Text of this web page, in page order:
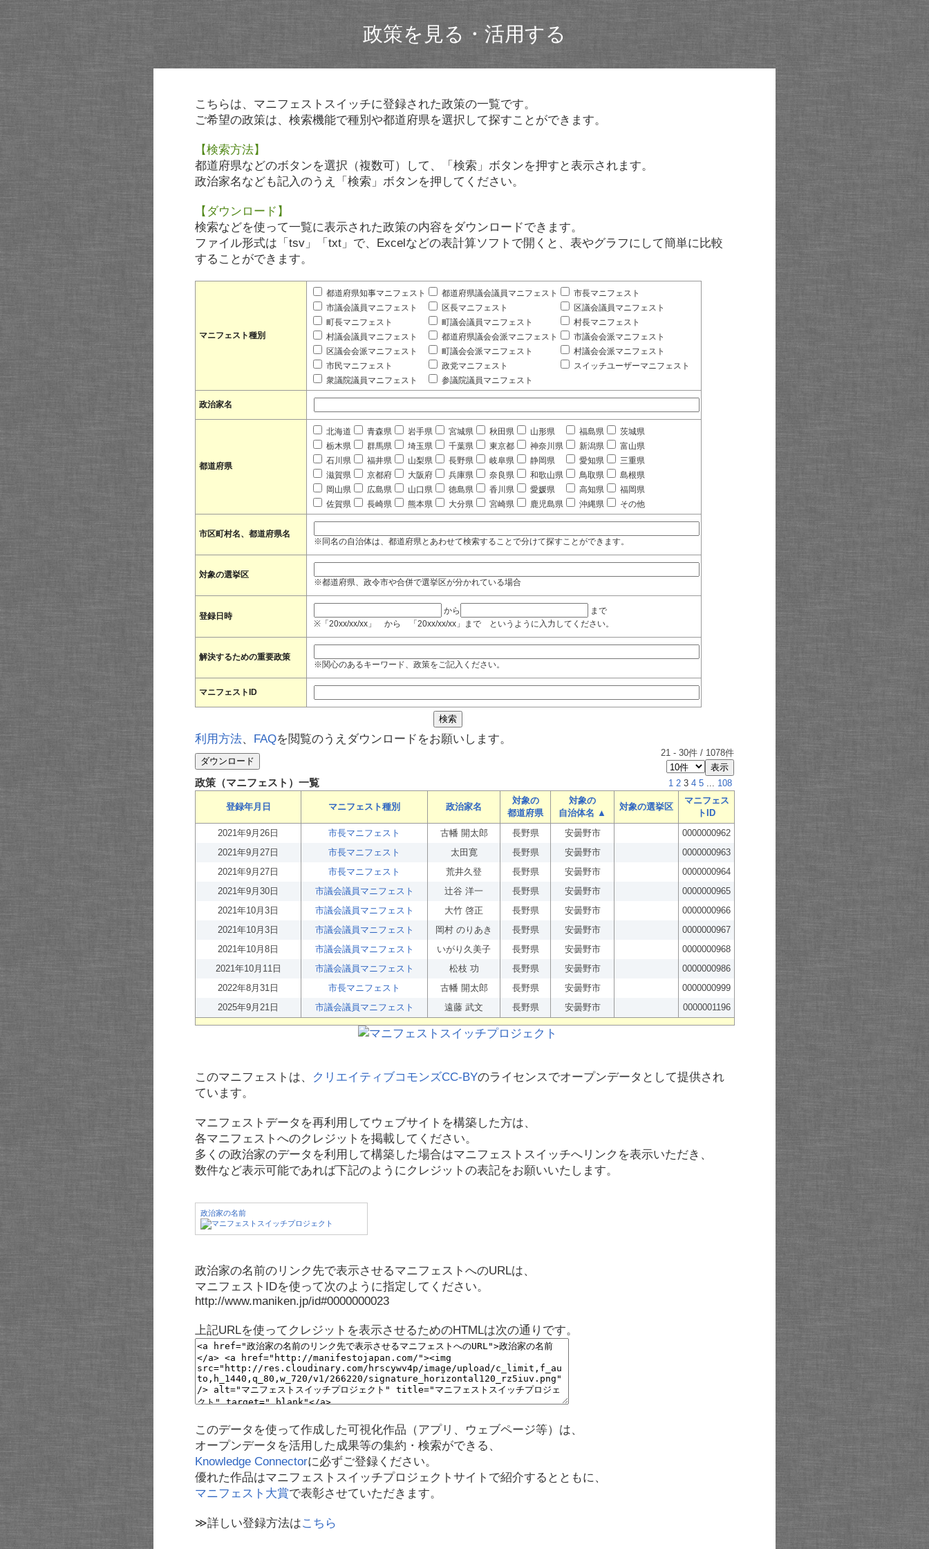
政策を見る・活用する
こちらは、マニフェストスイッチに登録された政策の一覧です。
ご希望の政策は、検索機能で種別や都道府県を選択して探すことができます。
【検索方法】
都道府県などのボタンを選択（複数可）して、「検索」ボタンを押すと表示されます。
政治家名なども記入のうえ「検索」ボタンを押してください。
【ダウンロード】
検索などを使って一覧に表示された政策の内容をダウンロードできます。
ファイル形式は「tsv」「txt」で、Excelなどの表計算ソフトで開くと、表やグラフにして簡単に比較
することができます。
マニフェスト種別
都道府県知事マニフェスト 都道府県議会議員マニフェスト
市長マニフェスト
市議会議員マニフェスト
区長マニフェスト
区議会議員マニフェスト
町長マニフェスト
町議会議員マニフェスト
村長マニフェスト
村議会議員マニフェスト
都道府県議会会派マニフェスト
市議会会派マニフェスト
区議会会派マニフェスト
町議会会派マニフェスト
村議会会派マニフェスト
市民マニフェスト
政党マニフェスト
スイッチユーザーマニフェスト
衆議院議員マニフェスト
参議院議員マニフェスト
政治家名
都道府県
北海道 青森県 岩手県 宮城県 秋田県 山形県 福島県
茨城県
栃木県
群馬県 埼玉県 千葉県 東京都 神奈川県 新潟県
富山県
石川県
福井県 山梨県 長野県 岐阜県 静岡県 愛知県
三重県
滋賀県
京都府 大阪府 兵庫県 奈良県 和歌山県 鳥取県
島根県
岡山県
広島県 山口県 徳島県 香川県 愛媛県 高知県
福岡県
佐賀県
長崎県 熊本県 大分県 宮崎県 鹿児島県 沖縄県 その他
市区町村名、都道府県名
※同名の自治体は、都道府県とあわせて検索することで分けて探すことができます。
対象の選挙区
※都道府県、政令市や合併で選挙区が分かれている場合
登録日時
から
まで
※「20xx/xx/xx」 から 「20xx/xx/xx」まで というように入力してください。
解決するための重要政策
※関心のあるキーワード、政策をご記入ください。
マニフェストID
利用方法、 FAQを閲覧のうえダウンロードをお願いします。
21 - 30件 / 1078件
政策（マニフェスト）一覧 1 2 3 4 5 ... 108
登録年月日 マニフェスト種別 政治家名
対象の
都道府県
対象の
自治体名 ▲
対象の選挙区
マニフェス
トID
2021年9月26日
市長マニフェスト 古幡 開太郎 長野県 安曇野市
0000000962
2021年9月27日
市長マニフェスト 太田寛 長野県 安曇野市
0000000963
2021年9月27日
市長マニフェスト 荒井久登 長野県 安曇野市
0000000964
2021年9月30日
市議会議員マニフェスト 辻谷 洋一 長野県 安曇野市
0000000965
2021年10月3日
市議会議員マニフェスト 大竹 啓正 長野県 安曇野市
0000000966
2021年10月3日
市議会議員マニフェスト 岡村 のりあき 長野県 安曇野市
0000000967
2021年10月8日
市議会議員マニフェスト いがり久美子 長野県 安曇野市
0000000968
2021年10月11日
市議会議員マニフェスト 松枝 功 長野県 安曇野市
0000000986
2022年8月31日
市長マニフェスト 古幡 開太郎 長野県 安曇野市
0000000999
2025年9月21日
市議会議員マニフェスト 遠藤 武文 長野県 安曇野市 0000001196
このマニフェストは、 クリエイティブコモンズCC-BYのライセンスでオープンデータとして提供され
ています。
マニフェストデータを再利用してウェブサイトを構築した方は、
各マニフェストへのクレジットを掲載してください。
多くの政治家のデータを利用して構築した場合はマニフェストスイッチへリンクを表示いただき、
数件など表示可能であれば下記のようにクレジットの表記をお願いいたします。
政治家の名前
政治家の名前のリンク先で表示させるマニフェストへのURLは、
マニフェストIDを使って次のように指定してください。
http://www.maniken.jp/id#0000000023
上記URLを使ってクレジットを表示させるためのHTMLは次の通りです。
このデータを使って作成した可視化作品（アプリ、ウェブページ等）は、
オープンデータを活用した成果等の集約・検索ができる、
Knowledge Connectorに必ずご登録ください。
優れた作品はマニフェストスイッチプロジェクトサイトで紹介するとともに、
マニフェスト大賞で表彰させていただきます。
≫詳しい登録方法はこちら